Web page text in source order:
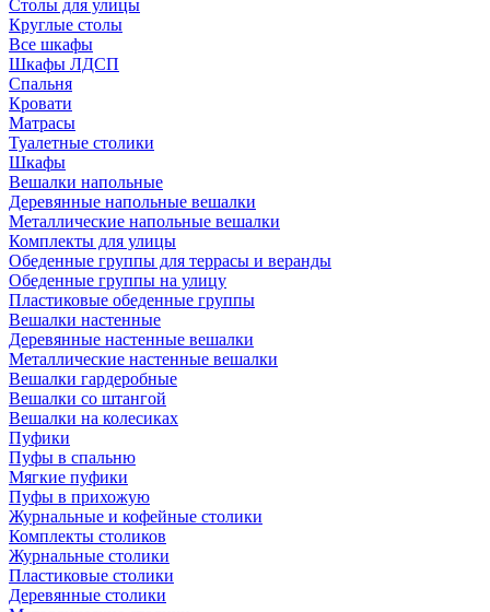
Столы для улицы
Круглые столы
Все шкафы
Шкафы ЛДСП
Спальня
Кровати
Матрасы
Туалетные столики
Шкафы
Вешалки напольные
Деревянные напольные вешалки
Металлические напольные вешалки
Комплекты для улицы
Обеденные группы для террасы и веранды
Обеденные группы на улицу
Пластиковые обеденные группы
Вешалки настенные
Деревянные настенные вешалки
Металлические настенные вешалки
Вешалки гардеробные
Вешалки со штангой
Вешалки на колесиках
Пуфики
Пуфы в спальню
Мягкие пуфики
Пуфы в прихожую
Журнальные и кофейные столики
Комплекты столиков
Журнальные столики
Пластиковые столики
Деревянные столики